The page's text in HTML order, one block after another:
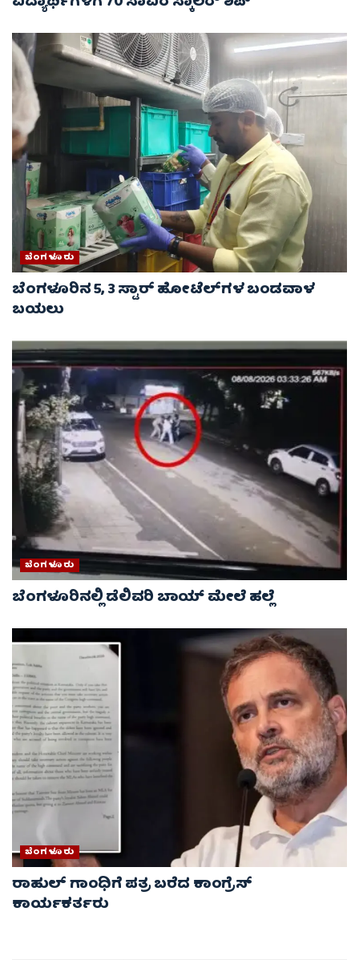
ಬೆಂಗಳೂರು
ಬೆಂಗಳೂರಿನ 5, 3 ಸ್ಟಾರ್​​​​ ಹೋಟೆಲ್​​​​ಗಳ ಬಂಡವಾಳ
ಬಯಲು
ಬೆಂಗಳೂರು
ಬೆಂಗಳೂರಿನಲ್ಲಿ ಡೆಲಿವರಿ ಬಾಯ್ ಮೇಲೆ‌ ಹಲ್ಲೆ
ಬೆಂಗಳೂರು
ರಾಹುಲ್ ಗಾಂಧಿಗೆ ಪತ್ರ ಬರೆದ ಕಾಂಗ್ರೆಸ್
ಕಾರ್ಯಕರ್ತರು